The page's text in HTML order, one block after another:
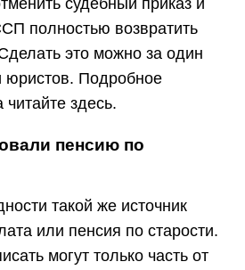
судебный приказ и
полностью возвратить
это можно за один
Подробное
здесь.
пенсию по
такой же источник
или пенсия по старости.
могут только часть от